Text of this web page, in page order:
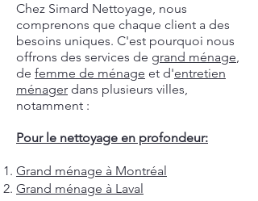
Chez Simard Nettoyage, nous
comprenons que chaque client a des
besoins uniques. C'est pourquoi nous
offrons des services de grand ménage,
de femme de ménage et d'entretien
ménager dans plusieurs villes,
notamment :
Pour le nettoyage en profondeur:
Grand ménage à Montréal
Grand ménage à Laval